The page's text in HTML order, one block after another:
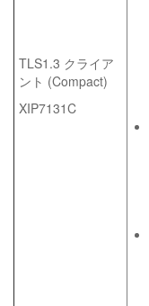
TLS1.3 クライア
ント (Compact)
XIP7131C